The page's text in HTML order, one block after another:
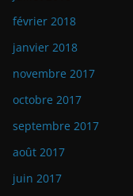
février 2018
janvier 2018
novembre 2017
octobre 2017
septembre 2017
août 2017
juin 2017